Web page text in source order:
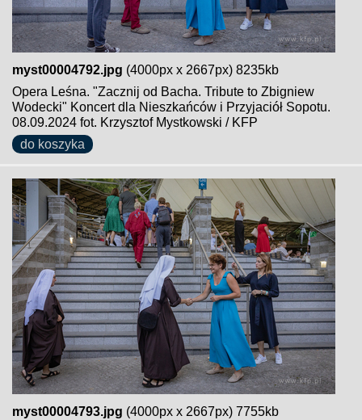
myst00004792.jpg (4000px x 2667px) 8235kb
Opera Leśna. "Zacznij od Bacha. Tribute to Zbigniew
Wodecki" Koncert dla Nieszkańców i Przyjaciół Sopotu.
08.09.2024 fot. Krzysztof Mystkowski / KFP
do koszyka
myst00004793.jpg (4000px x 2667px) 7755kb